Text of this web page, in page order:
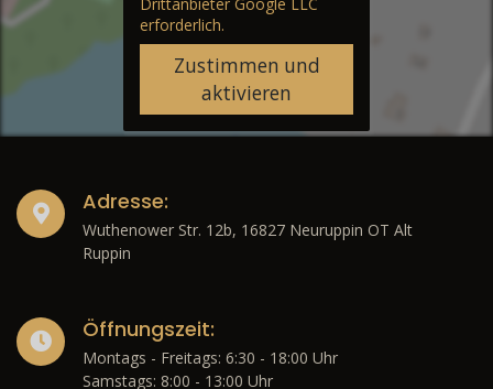
erforderlich.
Zustimmen und
aktivieren
Adresse:
Wuthenower Str. 12b, 16827 Neuruppin OT Alt
Ruppin
Öffnungszeit:
Montags - Freitags: 6:30 - 18:00 Uhr
Samstags: 8:00 - 13:00 Uhr